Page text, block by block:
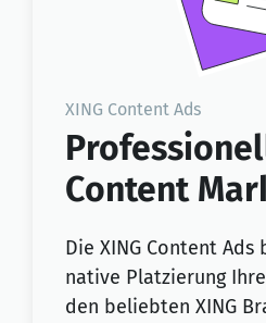
XING Content Ads
Content
Die XING Content
native Platzierung
den beliebten XING